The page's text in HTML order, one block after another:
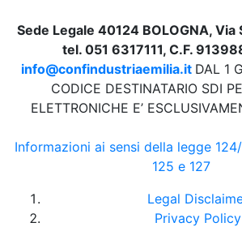
Sede Legale 40124 BOLOGNA, Via
tel. 051 6317111, C.F.
info@confindustriaemilia.it DAL 1
CODICE DESTINATARIO SDI
ELETTRONICHE E’
Informazioni ai sensi della legge
125 e 127
Legal
Privacy Policy